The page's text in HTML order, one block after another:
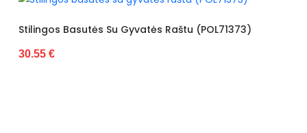
Basutės Su Gyvatės Raštu (POL71373)